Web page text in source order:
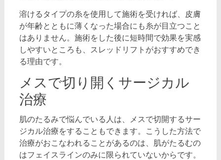
溶けるタイプの糸を使用して施術を受ければ、皮膚
が年齢とともに薄くなった場合にも糸が目立つこと
はありません。施術をした後に短時間で効果を実感
しやすいところも、スレッドリフトがおすすめでき
る理由です。
メスで切り開くサージカル
治療
肌のたるみで悩んでいる人は、メスで切開するサー
ジカル治療をすることもできます。こうした方法で
治療がおこなわれることがあるのは、肌がたるむの
はフェイスラインのみに限られていないからです。